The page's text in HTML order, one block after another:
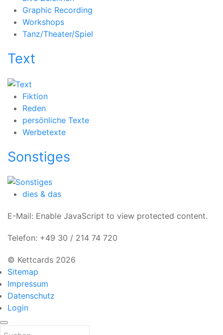
Graphic Recording
Workshops
Tanz/Theater/Spiel
Text
Fiktion
Reden
persönliche Texte
Werbetexte
Sonstiges
dies & das
E-Mail: Enable JavaScript to view protected content.
Telefon: +49 30 / 214 74 720
© Kettcards 2026
Sitemap
Impressum
Datenschutz
Login